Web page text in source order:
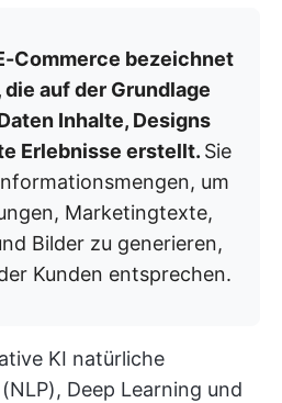
Commerce bezeichnet
auf der Grundlage
Inhalte, Designs
Erlebnisse erstellt. Sie
um
Marketingtexte,
Bilder zu generieren,
Kunden entsprechen.
KI natürliche
Deep Learning und